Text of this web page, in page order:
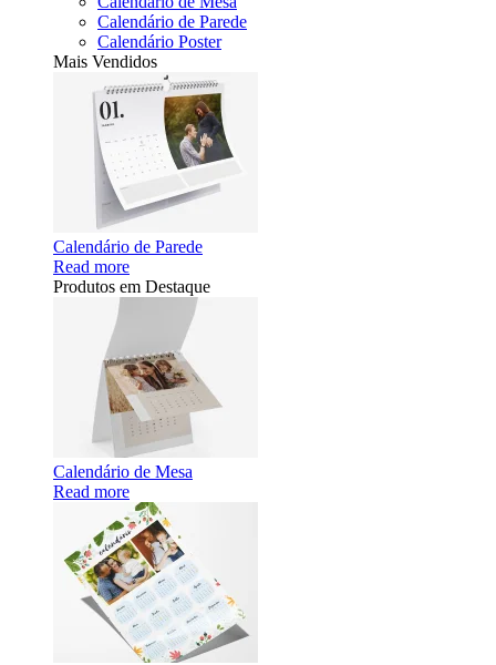
Calendário de Parede
Calendário Poster
Mais Vendidos
Calendário de Parede
Read more
Produtos em Destaque
Calendário de Mesa
Read more